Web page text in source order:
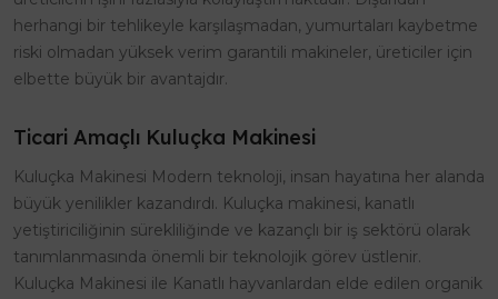
herhangi bir tehlikeyle karşılaşmadan, yumurtaları kaybetme
riski olmadan yüksek verim garantili makineler, üreticiler için
elbette büyük bir avantajdır.
Ticari Amaçlı Kuluçka Makinesi
Kuluçka Makinesi Modern teknoloji, insan hayatına her alanda
büyük yenilikler kazandırdı. Kuluçka makinesi, kanatlı
yetiştiriciliğinin sürekliliğinde ve kazançlı bir iş sektörü olarak
tanımlanmasında önemli bir teknolojik görev üstlenir.
Kuluçka Makinesi ile Kanatlı hayvanlardan elde edilen organik